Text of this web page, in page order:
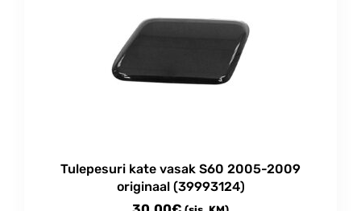
Tulepesuri kate vasak S60 2005-2009
originaal (39993124)